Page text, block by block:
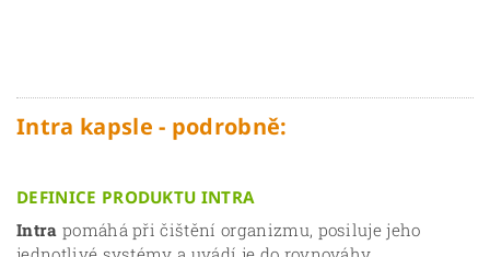
Intra kapsle - podrobně:
DEFINICE PRODUKTU INTRA
Intra pomáhá při čištění organizmu, posiluje jeho